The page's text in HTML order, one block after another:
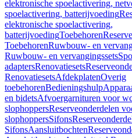
elektronische spoelactivering,
spoelactivering, batterijvoeding
elektronische spoelactivering,
batterijvoedingToebehoren
ToebehorenRuwbouw- en
Ruwbouw- en vervangingssets
adaptersRenovatiesets
RenovatiesetsAfdekplatenOverig
toebehorenBedieningshulp
en bidetsAfvoergarnituren voor
slophoppersReserveonderdelen
slophoppersSifons
SifonsAansluitbochten